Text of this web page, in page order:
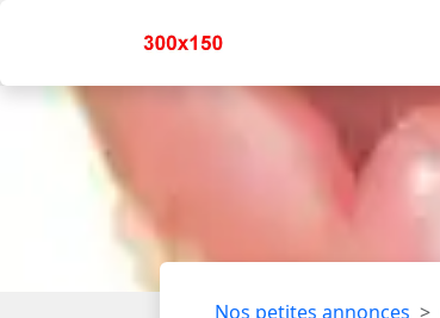
Nos petites annonces